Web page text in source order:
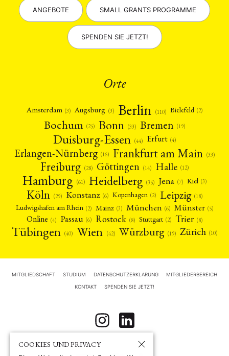
ANGEBOTE SMALL GRANTS PROGRAMME
SPENDEN SIE JETZT!
Orte
Amsterdam (3) Augsburg (3) Berlin (110) Bielefeld (2)
Bochum (25) Bonn (33) Bremen (19)
Duisburg-Essen (44) Erfurt (4)
Erlangen-Nürnberg (16) Frankfurt am Main (33)
Freiburg (28) Göttingen (14) Halle (12)
Hamburg (61) Heidelberg (35) Jena (7) Kiel (3)
Köln (29) Konstanz (6) Kopenhagen (2) Leipzig (18)
Ludwigshafen am Rhein (2) Mainz (3) München (6) Münster (5)
Online (4) Passau (6) Rostock (8) Stuttgart (2) Trier (8)
Tübingen (40) Wien (42) Würzburg (19) Zürich (10)
MITGLIEDSCHAFT STUDIUM DATENSCHUTZERKLÄRUNG MITGLIEDERBEREICH
KONTAKT SPENDEN SIE JETZT!
COOKIES UND PRIVACY